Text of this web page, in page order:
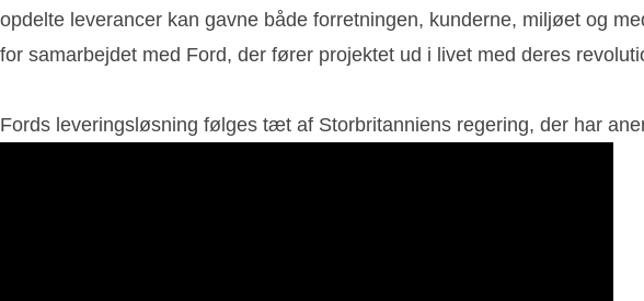
opdelte leverancer kan gavne både forretningen, kunderne, miljøet og
for samarbejdet med Ford, der fører projektet ud i livet med deres
Fords leveringsløsning følges tæt af Storbritanniens regering, der har